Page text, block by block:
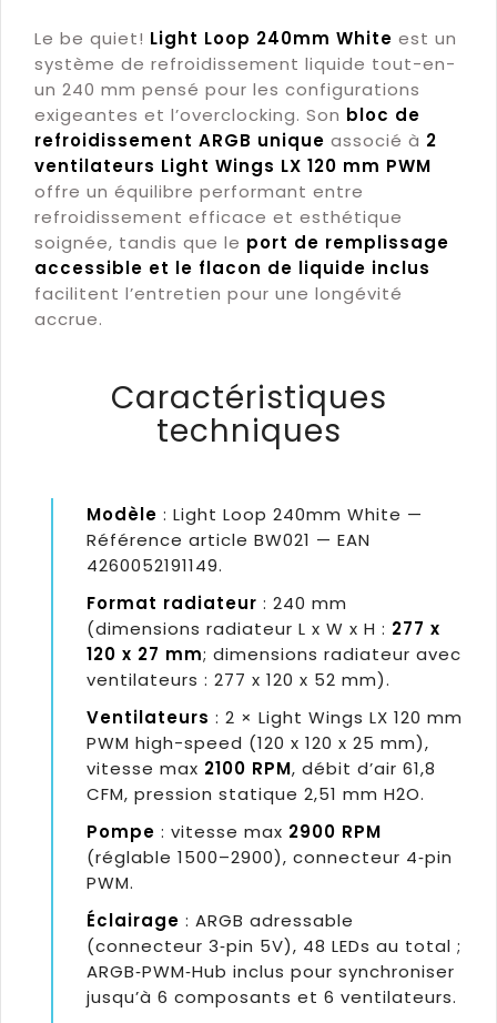
Le be quiet! Light Loop 240mm White est un
système de refroidissement liquide tout-en-
un 240 mm pensé pour les configurations
exigeantes et l’overclocking. Son bloc de
refroidissement ARGB unique associé à 2
ventilateurs Light Wings LX 120 mm PWM
offre un équilibre performant entre
refroidissement efficace et esthétique
soignée, tandis que le port de remplissage
accessible et le flacon de liquide inclus
facilitent l’entretien pour une longévité
accrue.
Caractéristiques
techniques
Modèle : Light Loop 240mm White —
Référence article BW021 — EAN
4260052191149.
Format radiateur : 240 mm
(dimensions radiateur L x W x H : 277 x
120 x 27 mm; dimensions radiateur avec
ventilateurs : 277 x 120 x 52 mm).
Ventilateurs : 2 × Light Wings LX 120 mm
PWM high-speed (120 x 120 x 25 mm),
vitesse max 2100 RPM, débit d’air 61,8
CFM, pression statique 2,51 mm H2O.
Pompe : vitesse max 2900 RPM
(réglable 1500–2900), connecteur 4‑pin
PWM.
Éclairage : ARGB adressable
(connecteur 3‑pin 5V), 48 LEDs au total ;
ARGB‑PWM‑Hub inclus pour synchroniser
jusqu’à 6 composants et 6 ventilateurs.